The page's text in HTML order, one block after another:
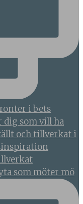
som möter mö